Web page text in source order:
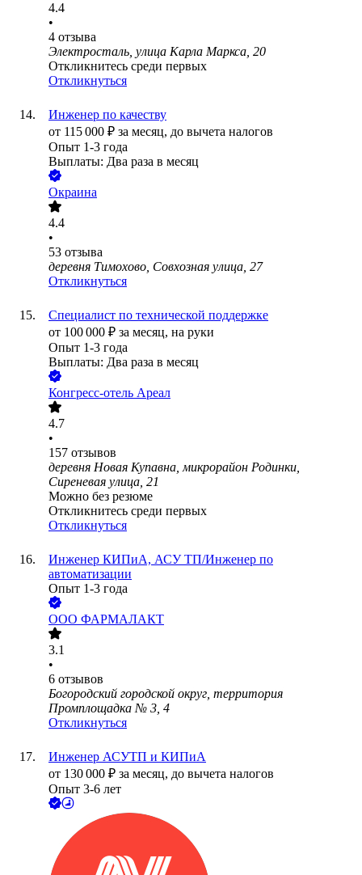
4.4
•
4 отзыва
Электросталь, улица Карла Маркса, 20
Откликнитесь среди первых
Откликнуться
Инженер по качеству
от 115 000 ₽ за месяц, до вычета налогов
Опыт 1-3 года
Выплаты: Два раза в месяц
Окраина
4.4
•
53 отзыва
деревня Тимохово, Совхозная улица, 27
Откликнуться
Специалист по технической поддержке
от 100 000 ₽ за месяц, на руки
Опыт 1-3 года
Выплаты: Два раза в месяц
Конгресс-отель Ареал
4.7
•
157 отзывов
деревня Новая Купавна, микрорайон Родинки,
Сиреневая улица, 21
Можно без резюме
Откликнитесь среди первых
Откликнуться
Инженер КИПиА, АСУ ТП/Инженер по
автоматизации
Опыт 1-3 года
ООО ФАРМАЛАКТ
3.1
•
6 отзывов
Богородский городской округ, территория
Промплощадка № 3, 4
Откликнуться
Инженер АСУТП и КИПиА
от 130 000 ₽ за месяц, до вычета налогов
Опыт 3-6 лет